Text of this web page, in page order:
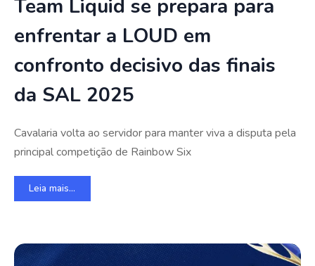
Team Liquid se prepara para
enfrentar a LOUD em
confronto decisivo das finais
da SAL 2025
Cavalaria volta ao servidor para manter viva a disputa pela
principal competição de Rainbow Six
Leia mais...